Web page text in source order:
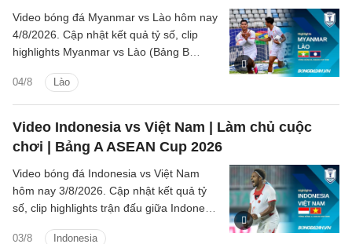
04/8 Lào
Video bóng đá Myanmar vs Lào hôm nay
4/8/2026. Cập nhật kết quả tỷ số, clip
highlights Myanmar vs Lào (Bảng B
sân.
Video Indonesia vs Việt Nam | Làm chủ cuộc
chơi | Bảng A ASEAN Cup 2026
03/8 Indonesia
Video bóng đá Indonesia vs Việt Nam
hôm nay 3/8/2026. Cập nhật kết quả tỷ
số, clip highlights trận đấu giữa Indonesia